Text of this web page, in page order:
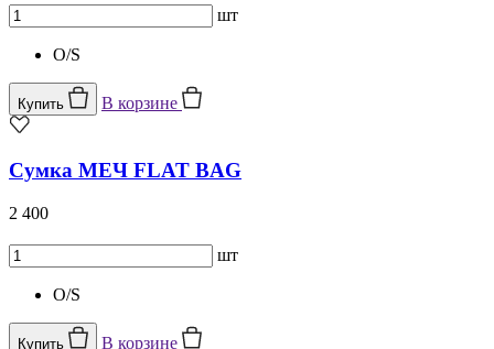
шт
O/S
Купить В корзине
Сумка МЕЧ FLAT BAG
2 400
шт
O/S
Купить В корзине